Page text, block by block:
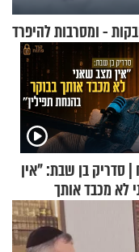
- ומסרבות להיפרד
| סדריק בן שבת: "אין
לא מכבד אותך
תפילין"